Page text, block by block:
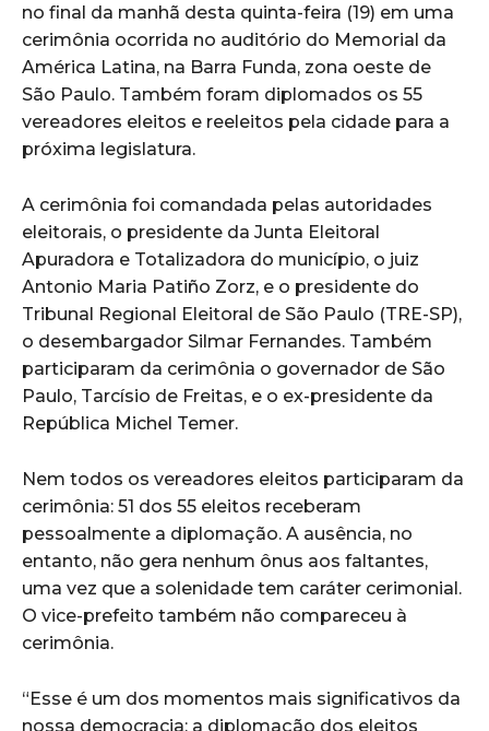
no final da manhã desta quinta-feira (19) em uma
cerimônia ocorrida no auditório do Memorial da
América Latina, na Barra Funda, zona oeste de
São Paulo. Também foram diplomados os 55
vereadores eleitos e reeleitos pela cidade para a
próxima legislatura.
A cerimônia foi comandada pelas autoridades
eleitorais, o presidente da Junta Eleitoral
Apuradora e Totalizadora do município, o juiz
Antonio Maria Patiño Zorz, e o presidente do
Tribunal Regional Eleitoral de São Paulo (TRE-SP),
o desembargador Silmar Fernandes. Também
participaram da cerimônia o governador de São
Paulo, Tarcísio de Freitas, e o ex-presidente da
República Michel Temer.
Nem todos os vereadores eleitos participaram da
cerimônia: 51 dos 55 eleitos receberam
pessoalmente a diplomação. A ausência, no
entanto, não gera nenhum ônus aos faltantes,
uma vez que a solenidade tem caráter cerimonial.
O vice-prefeito também não compareceu à
cerimônia.
“Esse é um dos momentos mais significativos da
nossa democracia: a diplomação dos eleitos